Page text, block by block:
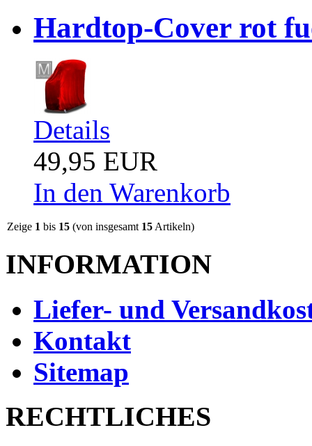
Hardtop-Cover rot
Details
49,95 EUR
In den Warenkorb
Zeige 1 bis 15 (von insgesamt 15 Artikeln)
INFORMATION
Liefer- und
Kontakt
Sitemap
RECHTLICHES